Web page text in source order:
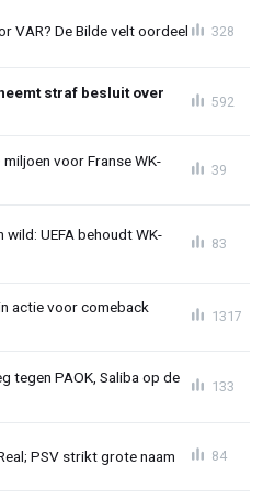
VAR? De Bilde velt oordeel 328
straf besluit over
592
voor Franse WK-
39
UEFA behoudt WK-
83
actie voor comeback
1317
tegen PAOK, Saliba op de
133
PSV strikt grote naam 84